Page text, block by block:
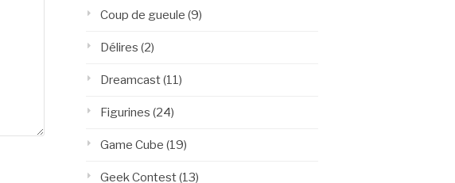
Coup de gueule (9)
Délires (2)
Dreamcast(11)
Figurines (24)
Game Cube (19)
Geek Contest(13)